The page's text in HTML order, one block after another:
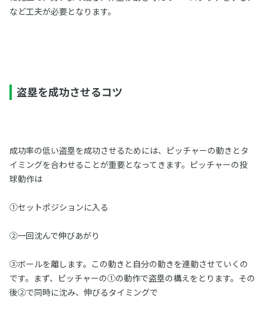
など工夫が必要となります。
盗塁を成功させるコツ
成功率の低い盗塁を成功させるためには、ピッチャーの動きとタ
イミングを合わせることが重要となってきます。ピッチャーの投
球動作は
①セットポジションに入る
②一回沈んで伸びあがり
③ボールを離します。この動きと自分の動きを連動させていくの
です。まず、ピッチャーの①の動作で盗塁の構えをとります。その
後②で同時に沈み、伸びるタイミングで